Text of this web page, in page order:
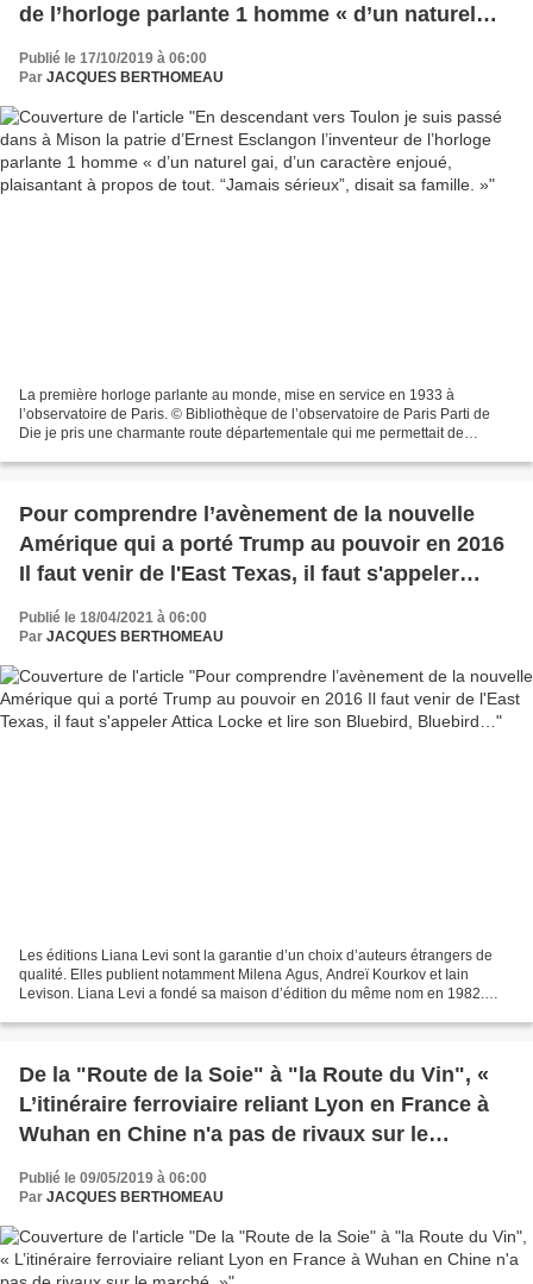
de l’horloge parlante 1 homme « d’un naturel
de tout. “Jamais sérieux”, disait sa famille. »
Publié le 17/10/2019 à 06:00
Par JACQUES BERTHOMEAU
La première horloge parlante au monde, mise en service en 1933 à
l’observatoire de Paris. © Bibliothèque de l’observatoire de Paris Parti de
Die je pris une charmante route départementale qui me permettait de
Pour comprendre l’avènement de la nouvelle
Amérique qui a porté Trump au pouvoir en 2016
Il faut venir de l'East Texas, il faut s'appeler
Attica Locke et lire son Bluebird, Bluebird…
Publié le 18/04/2021 à 06:00
Par JACQUES BERTHOMEAU
Les éditions Liana Levi sont la garantie d’un choix d’auteurs étrangers de
qualité. Elles publient notamment Milena Agus, Andreï Kourkov et Iain
Levison. Liana Levi a fondé sa maison d’édition du même nom en 1982.
De la "Route de la Soie" à "la Route du Vin", «
L’itinéraire ferroviaire reliant Lyon en France à
Wuhan en Chine n'a pas de rivaux sur le
Publié le 09/05/2019 à 06:00
Par JACQUES BERTHOMEAU